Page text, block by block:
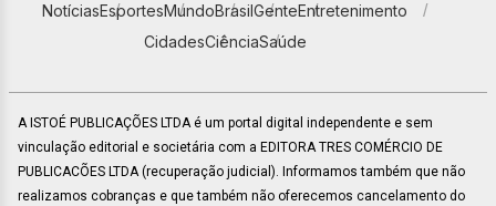
NotíciasEsportesMundoBrasilGenteEntretenimento
CidadesCiênciaSaúde
A ISTOÉ PUBLICAÇÕES LTDA é um portal digital independente e sem
vinculação editorial e societária com a EDITORA TRES COMÉRCIO DE
PUBLICACÕES LTDA (recuperação judicial). Informamos também que não
realizamos cobranças e que também não oferecemos cancelamento do